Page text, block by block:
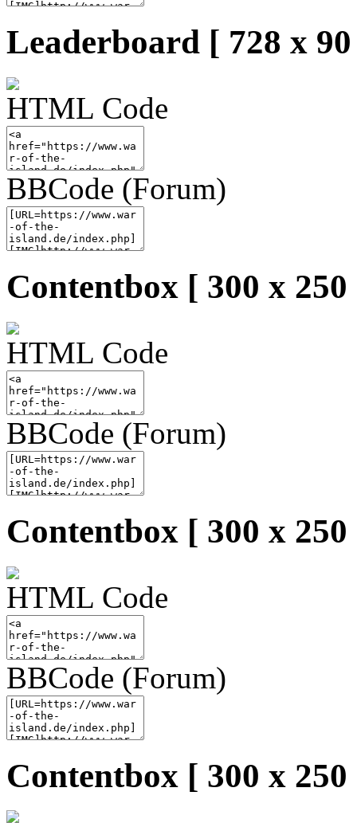
Leaderboard [ 728 x
HTML Code
BBCode (Forum)
Contentbox [ 300 x 250
HTML Code
BBCode (Forum)
Contentbox [ 300 x 250
HTML Code
BBCode (Forum)
Contentbox [ 300 x 250